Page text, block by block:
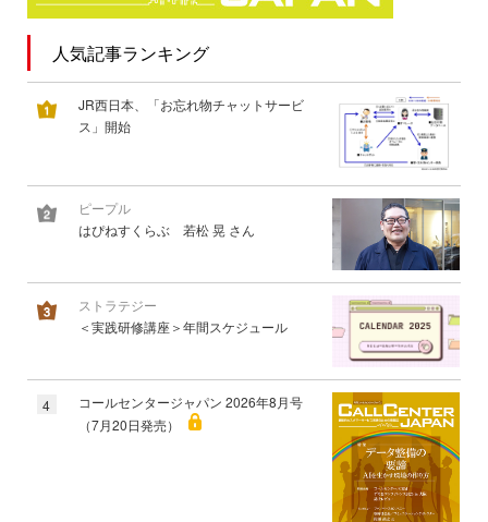
人気記事ランキング
JR西日本、「お忘れ物チャットサービ
ス」開始
ピープル
はぴねすくらぶ 若松 晃 さん
ストラテジー
＜実践研修講座＞年間スケジュール
4
コールセンタージャパン 2026年8月号
（7月20日発売）